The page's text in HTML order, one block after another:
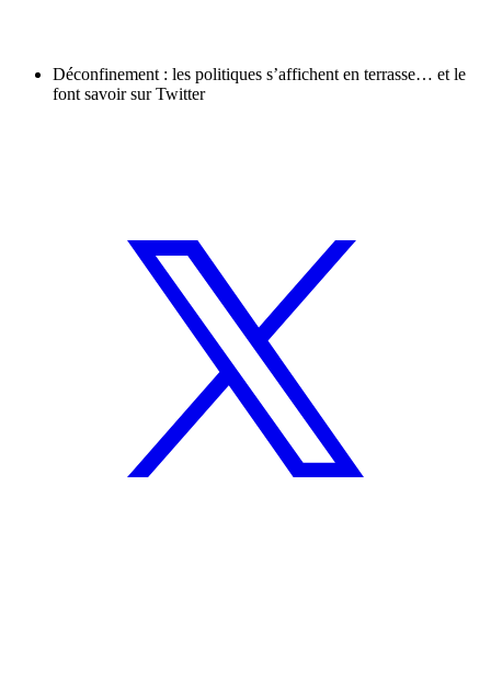
Déconfinement : les politiques s’affichent en terrasse… et le
font savoir sur Twitter